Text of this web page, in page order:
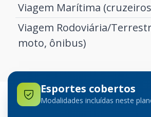
Viagem Marítima
Viagem Rodoviária/
moto, ônibus)
Esportes cobertos
Modalidades incluídas neste